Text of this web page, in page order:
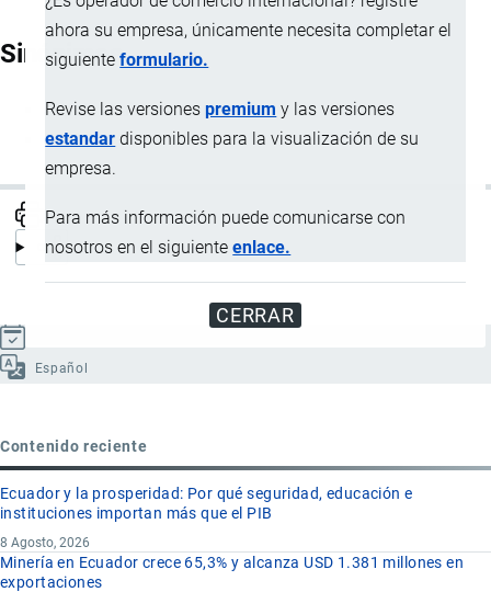
ahora su empresa, únicamente necesita completar el
siguienteformulario.
Revise las versionespremium y las versiones
estandar disponibles para la visualización de su
empresa.
Para más información puede comunicarse con
nosotros en el siguienteenlace.
CERRAR
Sinónimos
Supply chain mangement
SCM
Español
Contenido reciente
Ecuador y la prosperidad: Por qué seguridad, educación e
instituciones importan más que el PIB
8 Agosto, 2026
Minería en Ecuador crece 65,3% y alcanza USD 1.381 millones en
exportaciones